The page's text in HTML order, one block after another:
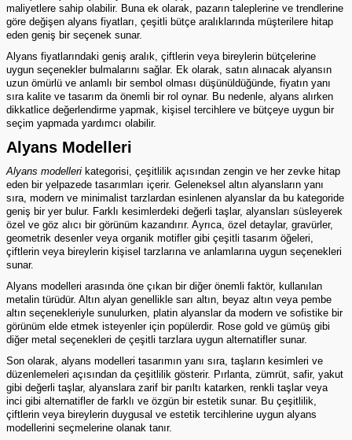
maliyetlere sahip olabilir. Buna ek olarak, pazarın taleplerine ve trendlerine
göre değişen alyans fiyatları, çeşitli bütçe aralıklarında müşterilere hitap
eden geniş bir seçenek sunar.
Alyans fiyatlarındaki geniş aralık, çiftlerin veya bireylerin bütçelerine
uygun seçenekler bulmalarını sağlar. Ek olarak, satın alınacak alyansın
uzun ömürlü ve anlamlı bir sembol olması düşünüldüğünde, fiyatın yanı
sıra kalite ve tasarım da önemli bir rol oynar. Bu nedenle, alyans alırken
dikkatlice değerlendirme yapmak, kişisel tercihlere ve bütçeye uygun bir
seçim yapmada yardımcı olabilir.
Alyans Modelleri
Alyans modelleri kategorisi, çeşitlilik açısından zengin ve her zevke hitap
eden bir yelpazede tasarımları içerir. Geleneksel altın alyansların yanı
sıra, modern ve minimalist tarzlardan esinlenen alyanslar da bu kategoride
geniş bir yer bulur. Farklı kesimlerdeki değerli taşlar, alyansları süsleyerek
özel ve göz alıcı bir görünüm kazandırır. Ayrıca, özel detaylar, gravürler,
geometrik desenler veya organik motifler gibi çeşitli tasarım öğeleri,
çiftlerin veya bireylerin kişisel tarzlarına ve anlamlarına uygun seçenekleri
sunar.
Alyans modelleri arasında öne çıkan bir diğer önemli faktör, kullanılan
metalin türüdür. Altın alyan genellikle sarı altın, beyaz altın veya pembe
altın seçenekleriyle sunulurken, platin alyanslar da modern ve sofistike bir
görünüm elde etmek isteyenler için popülerdir. Rose gold ve gümüş gibi
diğer metal seçenekleri de çeşitli tarzlara uygun alternatifler sunar.
Son olarak, alyans modelleri tasarımın yanı sıra, taşların kesimleri ve
düzenlemeleri açısından da çeşitlilik gösterir. Pırlanta, zümrüt, safir, yakut
gibi değerli taşlar, alyanslara zarif bir parıltı katarken, renkli taşlar veya
inci gibi alternatifler de farklı ve özgün bir estetik sunar. Bu çeşitlilik,
çiftlerin veya bireylerin duygusal ve estetik tercihlerine uygun alyans
modellerini seçmelerine olanak tanır.